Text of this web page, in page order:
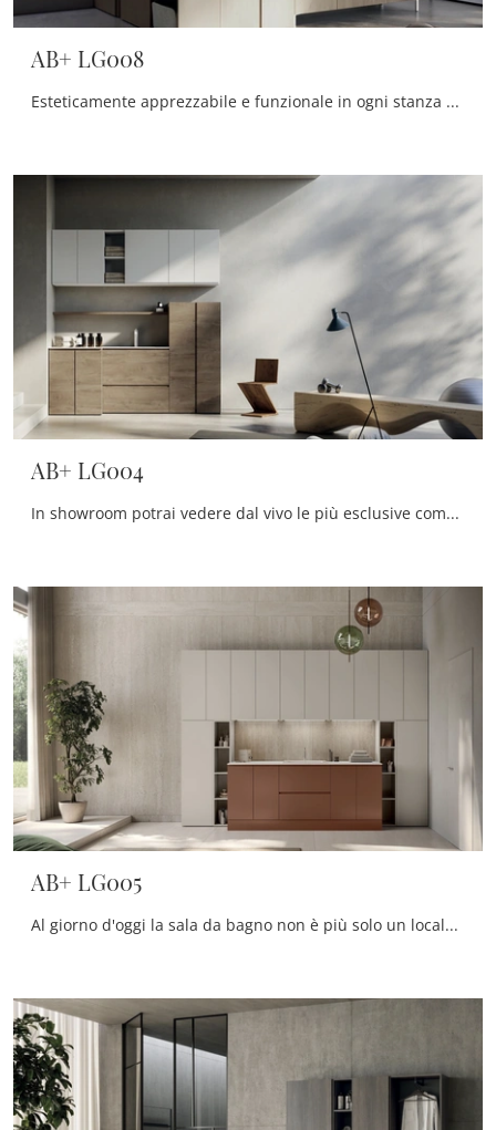
AB+ LG008
Esteticamente apprezzabile e funzionale in ogni stanza da bagno, un modello in melaminico moderno come quello in foto risolverà le tue problematiche ...
AB+ LG004
In showroom potrai vedere dal vivo le più esclusive composizioni arredative del rinomato marchio: ti accoglieremo per arredare insieme la stanza del ...
AB+ LG005
Al giorno d'oggi la sala da bagno non è più solo un locale di servizio, al contrario al suo arredo viene dedicata la medesima cura degli altri locali ...